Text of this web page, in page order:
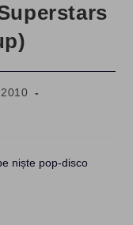
niște pop-disco